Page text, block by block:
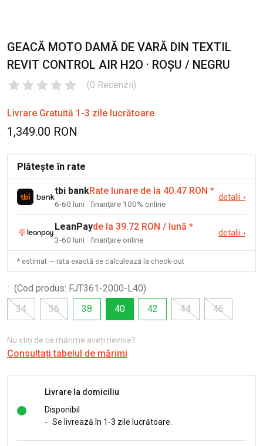
GEACĂ MOTO DAMĂ DE VARĂ DIN TEXTIL
REVIT CONTROL AIR H2O · ROȘU / NEGRU
(0 Recenzii)
Livrare Gratuită 1-3 zile lucrătoare
1,349.00 RON
Plătește în rate
tbi bankRate lunare de la 40.47 RON *
6-60 luni · finanțare 100% online
detalii ›
LeanPayde la 39.72 RON / lună *
3-60 luni · finanțare online
detalii ›
* estimat — rata exactă se calculează la check-out
: (Cod produs: FJT361-2000-L40)
34
36 38 40 42 44 46
Nu știți de ce mărime aveți nevoie?
Consultați tabelul de mărimi
Livrare la domiciliu
Disponibil
- Se livrează în 1-3 zile lucrătoare.